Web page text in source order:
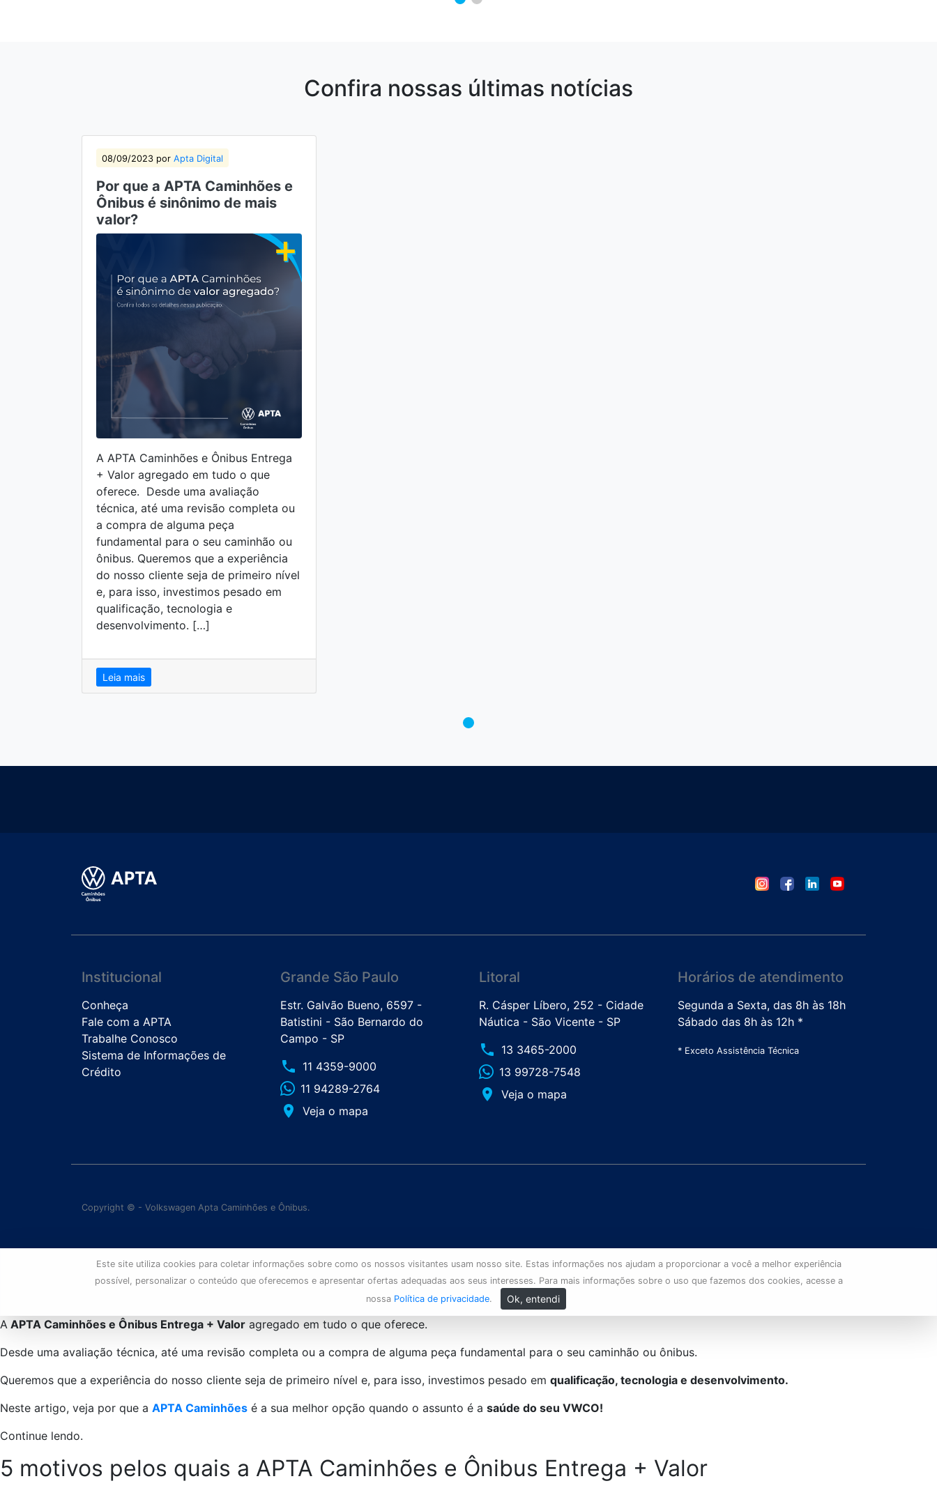
Confira nossas últimas notícias
08/09/2023 por Apta Digital
Por que a APTA Caminhões e
Ônibus é sinônimo de mais
valor?
A APTA Caminhões e Ônibus Entrega
+ Valor agregado em tudo o que
oferece. Desde uma avaliação
técnica, até uma revisão completa ou
a compra de alguma peça
fundamental para o seu caminhão ou
ônibus. Queremos que a experiência
do nosso cliente seja de primeiro nível
e, para isso, investimos pesado em
qualificação, tecnologia e
desenvolvimento. […]
Leia mais
Institucional
Conheça
Fale com a APTA
Trabalhe Conosco
Sistema de Informações de
Crédito
Grande São Paulo
Estr. Galvão Bueno, 6597 -
Batistini - São Bernardo do
Campo - SP
phone 11 4359-9000
11 94289-2764
place Veja o mapa
Litoral
R. Cásper Líbero, 252 - Cidade
Náutica - São Vicente - SP
phone 13 3465-2000
13 99728-7548
place Veja o mapa
Horários de atendimento
Segunda a Sexta, das 8h às 18h
Sábado das 8h às 12h *
* Exceto Assistência Técnica
Copyright © - Volkswagen Apta Caminhões e Ônibus.
Este site utiliza cookies para coletar informações sobre como os nossos visitantes usam nosso site. Estas informações nos ajudam a proporcionar a você a melhor experiência
possível, personalizar o conteúdo que oferecemos e apresentar ofertas adequadas aos seus interesses. Para mais informações sobre o uso que fazemos dos cookies, acesse a
nossa Política de privacidade. Ok, entendi
A APTA Caminhões e Ônibus Entrega + Valor agregado em tudo o que oferece.
Desde uma avaliação técnica, até uma revisão completa ou a compra de alguma peça fundamental para o seu caminhão ou ônibus.
Queremos que a experiência do nosso cliente seja de primeiro nível e, para isso, investimos pesado em qualificação, tecnologia e desenvolvimento.
Neste artigo, veja por que a APTA Caminhões é a sua melhor opção quando o assunto é a saúde do seu VWCO!
Continue lendo.
5 motivos pelos quais a APTA Caminhões e Ônibus Entrega + Valor